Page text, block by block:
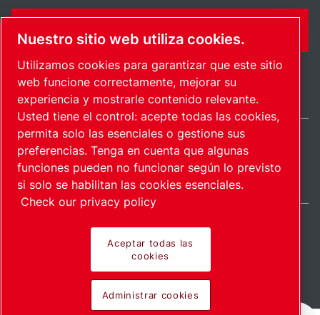
FORMULARIO DE CONTACTO
Mapa del sitioAdministrar cookies © 2026 Copyright.
Spain / ES
Pioneering products.
Nuestro sitio web utiliza cookies.
Utilizamos cookies para garantizar que este sitio
web funcione correctamente, mejorar su
experiencia y mostrarle contenido relevante.
Usted tiene el control: acepte todas las cookies,
permita solo las esenciales o gestione sus
preferencias. Tenga en cuenta que algunas
funciones pueden no funcionar según lo previsto
si solo se habilitan las cookies esenciales.
Check our privacy policy
Aceptar todas las
cookies
Administrar cookies